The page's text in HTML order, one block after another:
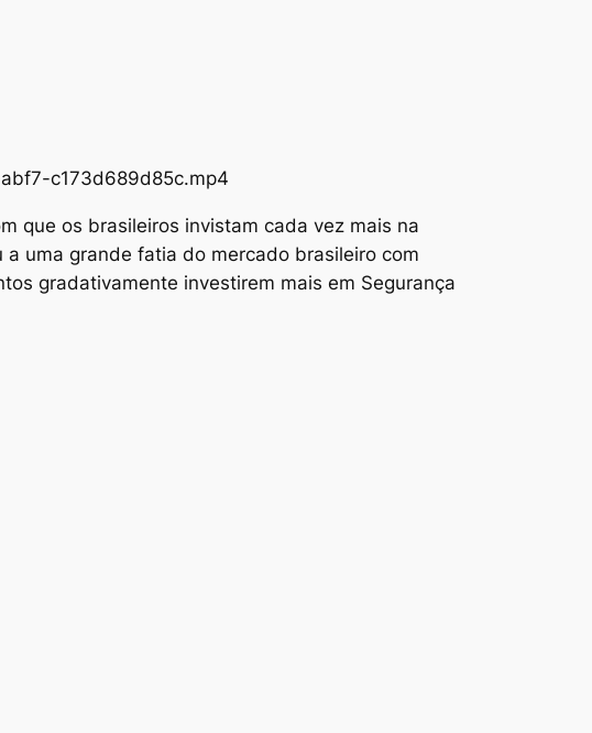
c173d689d85c.mp4
que os brasileiros invistam cada vez mais na
uma grande fatia do mercado brasileiro com
gradativamente investirem mais em Segurança